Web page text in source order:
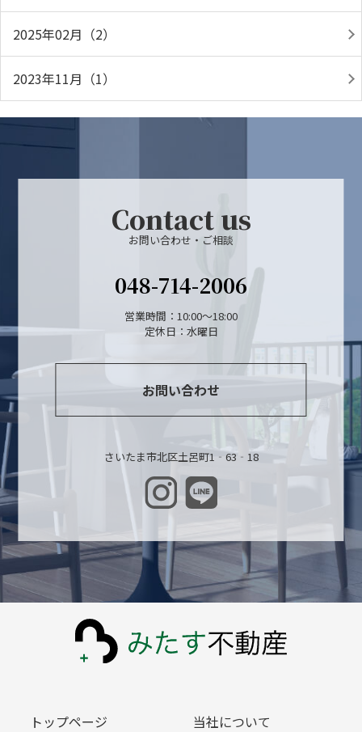
2025年02月（2）
2023年11月（1）
Contact us
お問い合わせ・ご相談
048-714-2006
営業時間：10:00～18:00
定休日：水曜日
お問い合わせ
さいたま市北区土呂町1‐63‐18
トップページ 当社について